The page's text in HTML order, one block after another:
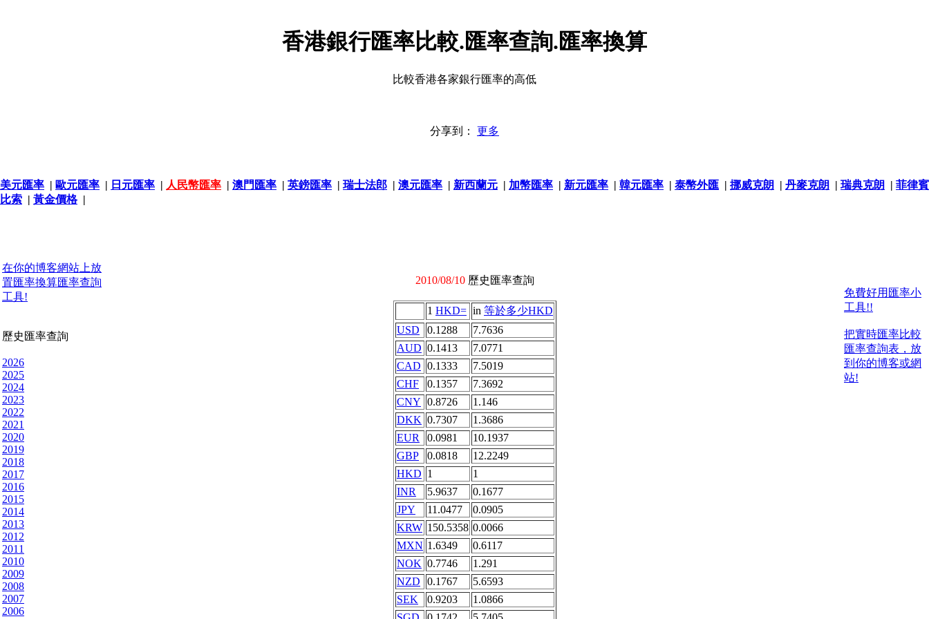
香港銀行匯率比較.匯率查詢.匯率換算
比較香港各家銀行匯率的高低
分享到： 更多
美元匯率 | 歐元匯率 | 日元匯率 | 人民幣匯率 | 澳門匯率 | 英鎊匯率 | 瑞士法郎 | 澳元匯率 | 新西蘭元 | 加幣匯率 | 新元匯率 | 韓元匯率 | 泰幣外匯 | 挪威克朗 | 丹麥克朗 | 瑞典克朗 | 菲律賓
比索 | 黃金價格|
在你的博客網站上放
置匯率換算匯率查詢
工具!
歷史匯率查詢
2026
2025
2024
2023
2022
2021
2020
2019
2018
2017
2016
2015
2014
2013
2012
2011
2010
2009
2008
2007
2006
2010/08/10 歷史匯率查詢
1 HKD= in 等於多少HKD
USD
0.1288
7.7636
AUD 0.1413
7.0771
CAD 0.1333
7.5019
CHF
0.1357
7.3692
CNY 0.8726
1.146
DKK 0.7307
1.3686
EUR
0.0981
10.1937
GBP
0.0818
12.2249
HKD 1
1
INR
5.9637
0.1677
JPY
11.0477
0.0905
KRW 150.5358 0.0066
MXN 1.6349
0.6117
NOK 0.7746
1.291
NZD
0.1767
5.6593
SEK
0.9203
1.0866
免費好用匯率小
工具!!
把實時匯率比較
匯率查詢表，放
到你的博客或網
站!